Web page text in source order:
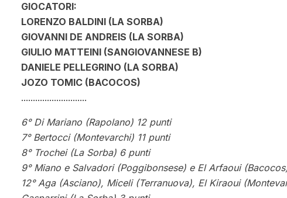
GIOCATORI:
LORENZO BALDINI (LA SORBA)
GIOVANNI DE ANDREIS (LA SORBA)
GIULIO MATTEINI (SANGIOVANNESE B)
DANIELE PELLEGRINO (LA SORBA)
JOZO TOMIC (BACOCOS)
............................
6° Di Mariano (Rapolano) 12 punti
7° Bertocci (Montevarchi) 11 punti
8° Trochei (La Sorba) 6 punti
9° Miano e Salvadori (Poggibonsese) e El Arfaoui
12° Aga (Asciano), Miceli (Terranuova), El Kiraoui